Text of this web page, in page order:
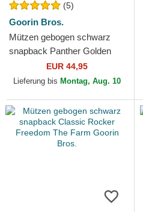
(5)
Goorin Bros.
Mützen gebogen schwarz
snapback Panther Golden
Suede The Farm Goorin
Bros.
EUR 44,95
Lieferung bis Montag, Aug. 10